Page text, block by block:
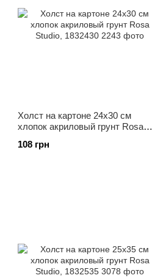
Холст на картоне 24x30 см
хлопок акриловый грунт Rosa
108 грн